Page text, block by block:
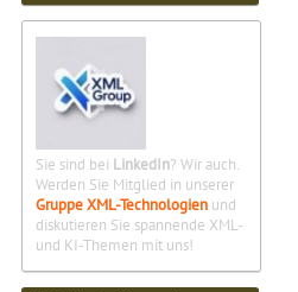
Sie sind bei LinkedIn? Wir auch.
Werden Sie Mitglied in unserer
Gruppe XML-Technologien und
diskutieren Sie spannende XML-
und KI-Themen mit uns!